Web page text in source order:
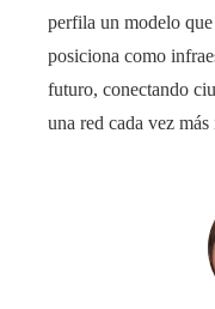
perfila un modelo
posiciona como
futuro, conectando
una red cada vez